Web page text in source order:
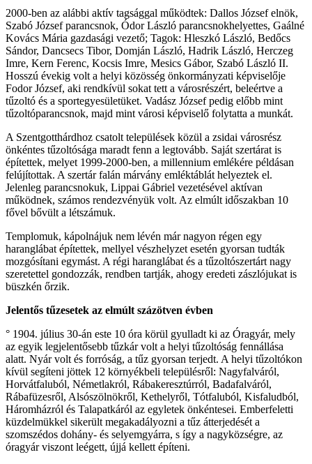
2000-ben az alábbi aktív tagsággal működtek: Dallos József elnök,
Szabó József parancsnok, Ódor László parancsnokhelyettes, Gaálné
Kovács Mária gazdasági vezető; Tagok: Hleszkó László, Bedőcs
Sándor, Dancsecs Tibor, Domján László, Hadrik László, Herczeg
Imre, Kern Ferenc, Kocsis Imre, Mesics Gábor, Szabó László II.
Hosszú évekig volt a helyi közösség önkormányzati képviselője
Fodor József, aki rendkívül sokat tett a városrészért, beleértve a
tűzoltó és a sportegyesületüket. Vadász József pedig előbb mint
tűzoltóparancsnok, majd mint városi képviselő folytatta a munkát.
A Szentgotthárdhoz csatolt települések közül a zsidai városrész
önkéntes tűzoltósága maradt fenn a legtovább. Saját szertárat is
építettek, melyet 1999-2000-ben, a millennium emlékére példásan
felújítottak. A szertár falán márvány emléktáblát helyeztek el.
Jelenleg parancsnokuk, Lippai Gábriel vezetésével aktívan
működnek, számos rendezvényük volt. Az elmúlt időszakban 10
fővel bővült a létszámuk.
Templomuk, kápolnájuk nem lévén már nagyon régen egy
haranglábat építettek, mellyel vészhelyzet esetén gyorsan tudták
mozgósítani egymást. A régi haranglábat és a tűzoltószertárt nagy
szeretettel gondozzák, rendben tartják, ahogy eredeti zászlójukat is
büszkén őrzik.
Jelentős tűzesetek az elmúlt százötven évben
° 1904. július 30-án este 10 óra körül gyulladt ki az Óragyár, mely
az egyik legjelentősebb tűzkár volt a helyi tűzoltóság fennállása
alatt. Nyár volt és forróság, a tűz gyorsan terjedt. A helyi tűzoltókon
kívül segíteni jöttek 12 környékbeli településről: Nagyfalváról,
Horvátfaluból, Németlakról, Rábakeresztúrról, Badafalváról,
Rábafüzesről, Alsószölnökről, Kethelyről, Tótfaluból, Kisfaludból,
Háromházról és Talapatkáról az egyletek önkéntesei. Emberfeletti
küzdelmükkel sikerült megakadályozni a tűz átterjedését a
szomszédos dohány- és selyemgyárra, s így a nagyközségre, az
óragyár viszont leégett, újjá kellett építeni.